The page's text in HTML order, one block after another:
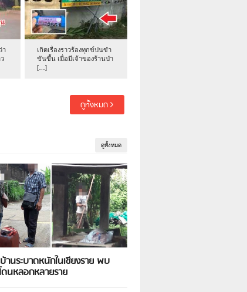
า
เกิดเรื่องราวร้องทุกข์ปนขำ
ขันขึ้น เมื่อมีเจ้าของร้านป่า
[…]
ดูทั้งหมด
ดูทั้งหมด
านระบาดหนักในเชียงราย พบ
ดนหลอกหลายราย